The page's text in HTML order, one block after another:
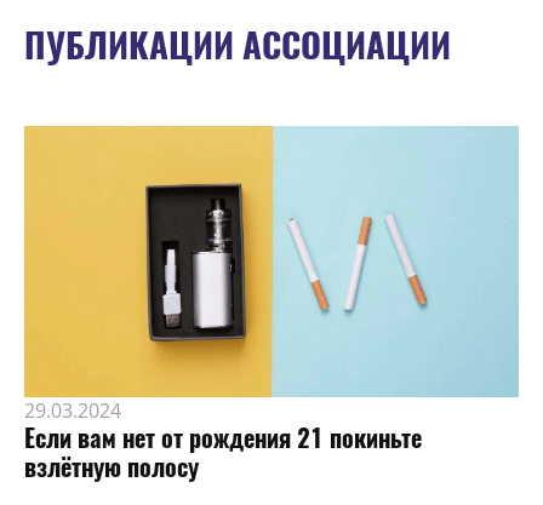
ПУБЛИКАЦИИ АССОЦИАЦИИ
29.03.2024
Если вам нет от рождения 21 покиньте
взлётную полосу